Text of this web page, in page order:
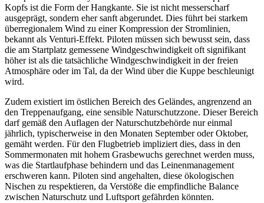
Kopfs ist die Form der Hangkante. Sie ist nicht messerscharf
ausgeprägt, sondern eher sanft abgerundet. Dies führt bei starkem
überregionalem Wind zu einer Kompression der Stromlinien,
bekannt als Venturi-Effekt. Piloten müssen sich bewusst sein, dass
die am Startplatz gemessene Windgeschwindigkeit oft signifikant
höher ist als die tatsächliche Windgeschwindigkeit in der freien
Atmosphäre oder im Tal, da der Wind über die Kuppe beschleunigt
wird.
Zudem existiert im östlichen Bereich des Geländes, angrenzend an
den Treppenaufgang, eine sensible Naturschutzzone. Dieser Bereich
darf gemäß den Auflagen der Naturschutzbehörde nur einmal
jährlich, typischerweise in den Monaten September oder Oktober,
gemäht werden. Für den Flugbetrieb impliziert dies, dass in den
Sommermonaten mit hohem Grasbewuchs gerechnet werden muss,
was die Startlaufphase behindern und das Leinenmanagement
erschweren kann. Piloten sind angehalten, diese ökologischen
Nischen zu respektieren, da Verstöße die empfindliche Balance
zwischen Naturschutz und Luftsport gefährden könnten.